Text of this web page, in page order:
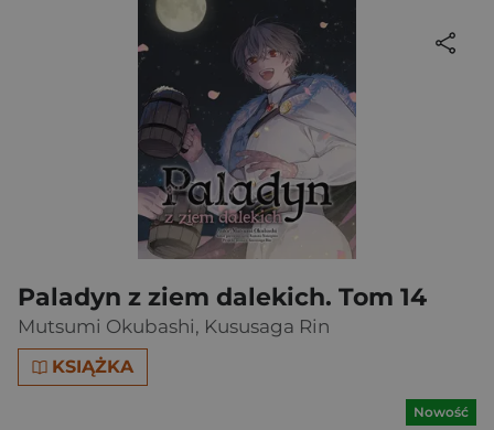
Paladyn z ziem dalekich. Tom 14
Mutsumi Okubashi, Kususaga Rin
KSIĄŻKA
Nowość